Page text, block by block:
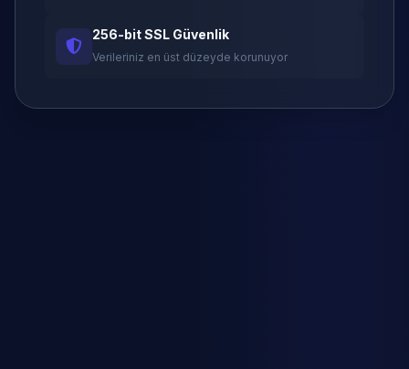
256-bit SSL Güvenlik
Verileriniz en üst düzeyde korunuyor